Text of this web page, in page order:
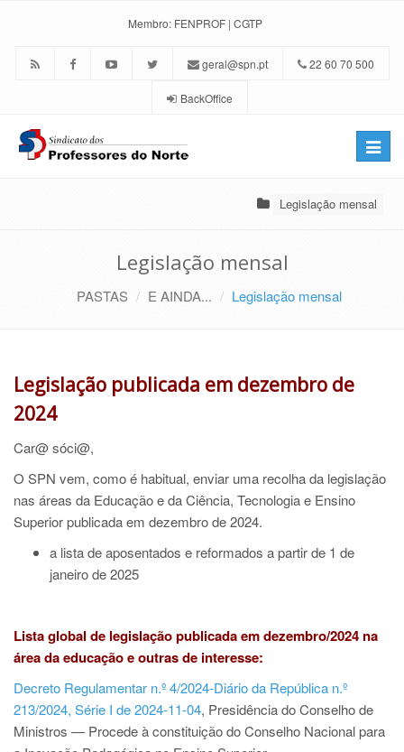
Membro: FENPROF | CGTP
geral@spn.pt 22 60 70 500
BackOffice
Toggle
Legislação mensal
Legislação mensal
PASTAS E AINDA... Legislação mensal
Legislação publicada em dezembro de
2024
Car@ sóci@,
O SPN vem, como é habitual, enviar uma recolha da legislação
nas áreas da Educação e da Ciência, Tecnologia e Ensino
Superior publicada em dezembro de 2024.
a lista de aposentados e reformados a partir de 1 de
janeiro de 2025
Lista global de legislação publicada em dezembro/2024 na
área da educação e outras de interesse:
Decreto Regulamentar n.º 4/2024-Diário da República n.º
213/2024, Série I de 2024-11-04, Presidência do Conselho de
Ministros — Procede à constituição do Conselho Nacional para